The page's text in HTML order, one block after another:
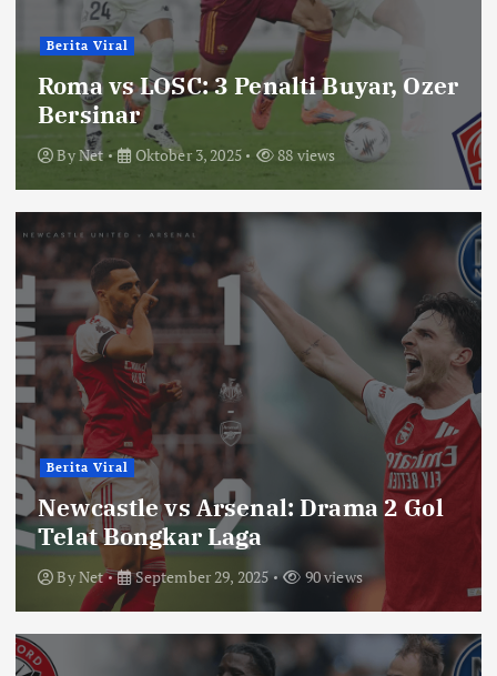
Berita Viral
Roma vs LOSC: 3 Penalti Buyar, Ozer
Bersinar
ByNet Oktober 3, 2025 88 views
Berita Viral
Newcastle vs Arsenal: Drama 2 Gol
Telat Bongkar Laga
ByNet September 29, 2025 90 views